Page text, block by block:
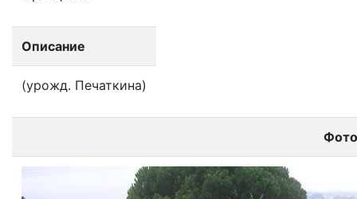
Описание
(урожд. Печаткина)
Фото